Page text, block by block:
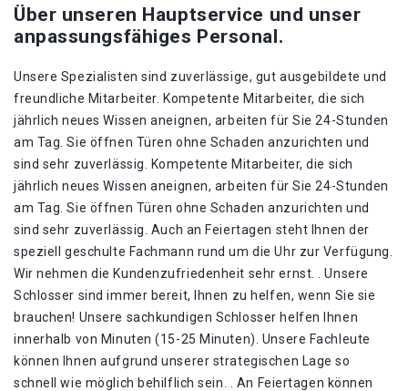
Über unseren Hauptservice und unser
anpassungsfähiges Personal.
Unsere Spezialisten sind zuverlässige, gut ausgebildete und
freundliche Mitarbeiter. Kompetente Mitarbeiter, die sich
jährlich neues Wissen aneignen, arbeiten für Sie 24-Stunden
am Tag. Sie öffnen Türen ohne Schaden anzurichten und
sind sehr zuverlässig. Kompetente Mitarbeiter, die sich
jährlich neues Wissen aneignen, arbeiten für Sie 24-Stunden
am Tag. Sie öffnen Türen ohne Schaden anzurichten und
sind sehr zuverlässig. Auch an Feiertagen steht Ihnen der
speziell geschulte Fachmann rund um die Uhr zur Verfügung.
Wir nehmen die Kundenzufriedenheit sehr ernst. . Unsere
Schlosser sind immer bereit, Ihnen zu helfen, wenn Sie sie
brauchen! Unsere sachkundigen Schlosser helfen Ihnen
innerhalb von Minuten (15-25 Minuten). Unsere Fachleute
können Ihnen aufgrund unserer strategischen Lage so
schnell wie möglich behilflich sein. . An Feiertagen können